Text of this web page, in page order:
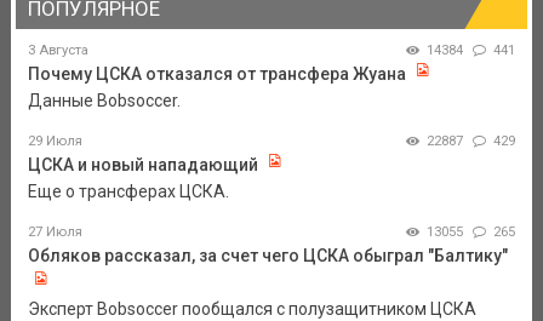
ПОПУЛЯРНОЕ
3 Августа 14384 441
Почему ЦСКА отказался от трансфера Жуана
Данные Bobsoccer.
29 Июля 22887 429
ЦСКА и новый нападающий
Еще о трансферах ЦСКА.
27 Июля 13055 265
Обляков рассказал, за счет чего ЦСКА обыграл "Балтику"
Эксперт Bobsoccer пообщался с полузащитником ЦСКА